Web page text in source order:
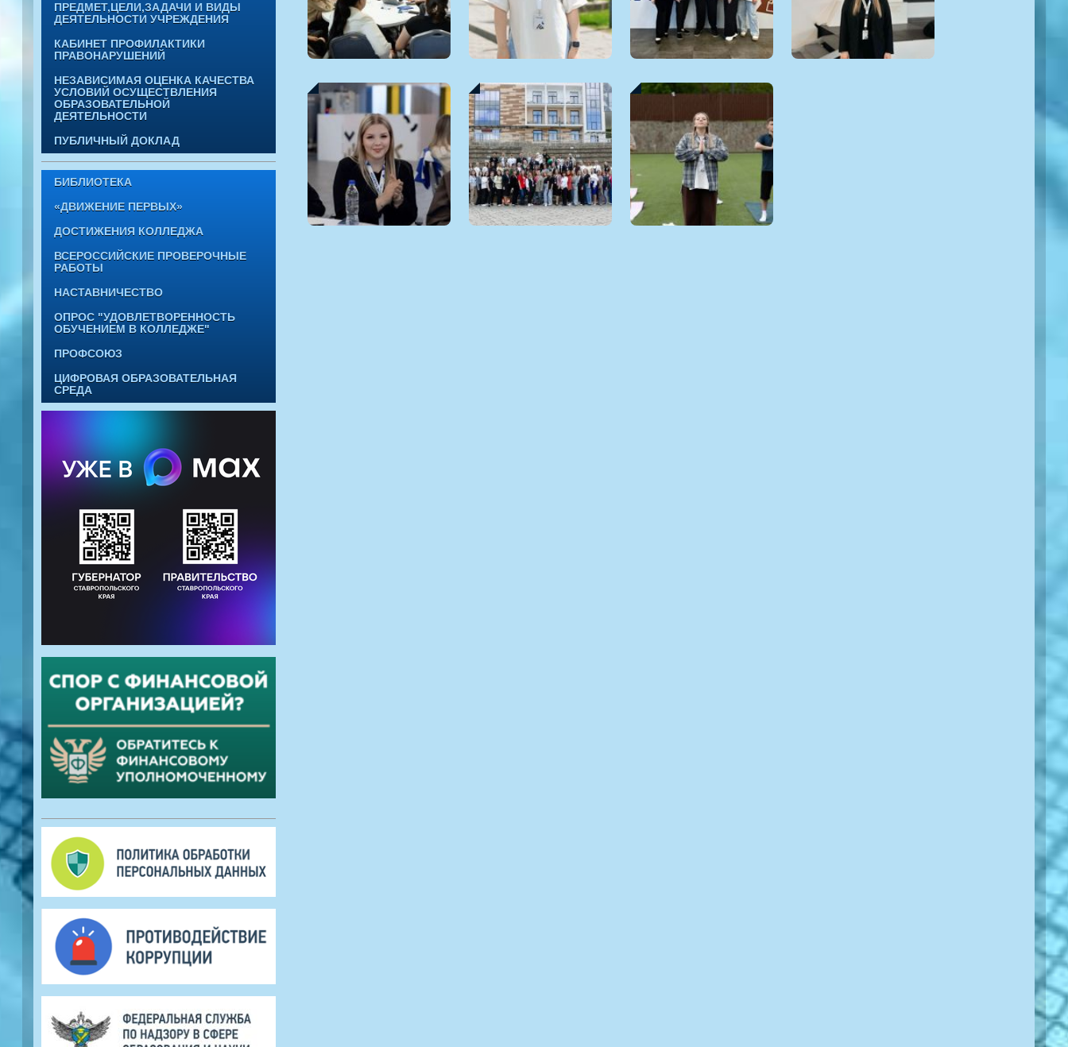
ПРЕДМЕТ,ЦЕЛИ,ЗАДАЧИ И ВИДЫ
ДЕЯТЕЛЬНОСТИ УЧРЕЖДЕНИЯ
КАБИНЕТ ПРОФИЛАКТИКИ
ПРАВОНАРУШЕНИЙ
НЕЗАВИСИМАЯ ОЦЕНКА КАЧЕСТВА
УСЛОВИЙ ОСУЩЕСТВЛЕНИЯ
ОБРАЗОВАТЕЛЬНОЙ
ДЕЯТЕЛЬНОСТИ
ПУБЛИЧНЫЙ ДОКЛАД
БИБЛИОТЕКА
«ДВИЖЕНИЕ ПЕРВЫХ»
ДОСТИЖЕНИЯ КОЛЛЕДЖА
ВСЕРОССИЙСКИЕ ПРОВЕРОЧНЫЕ
РАБОТЫ
НАСТАВНИЧЕСТВО
ОПРОС "УДОВЛЕТВОРЕННОСТЬ
ОБУЧЕНИЕМ В КОЛЛЕДЖЕ"
ПРОФСОЮЗ
ЦИФРОВАЯ ОБРАЗОВАТЕЛЬНАЯ
СРЕДА